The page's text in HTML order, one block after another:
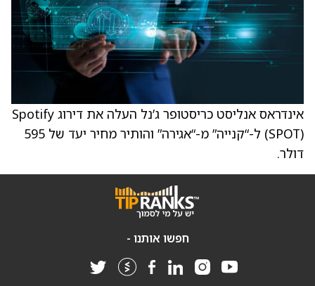
אינדראס אנליסט כריסטופר ג’נל העלה את דירוג Spotify
(SPOT) ל-“קנייה” מ-“אגירה” והותיר מחיר יעד של 595
דולר.
חפשו אותנו -